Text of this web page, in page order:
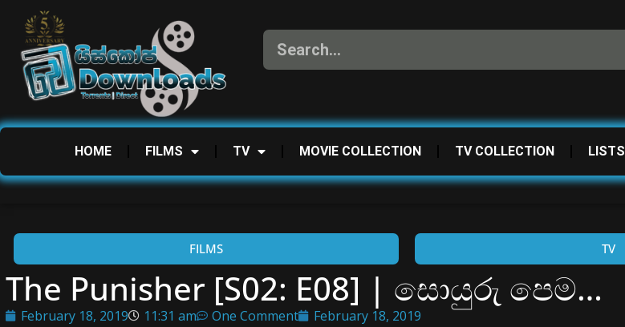
HOME FILMS TV MOVIE COLLECTION TV COLLECTION LISTS
FILMS TV
The Punisher [S02: E08] | සොයුරු පෙම…
February 18, 2019 11:31 am One Comment February 18, 2019